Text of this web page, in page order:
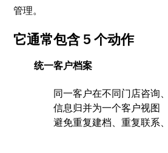
管理。
它通常包含 5 个动作
统一客户档案
同一客户在不同门店咨询
信息归并为一个客户视图
避免重复建档、重复联系